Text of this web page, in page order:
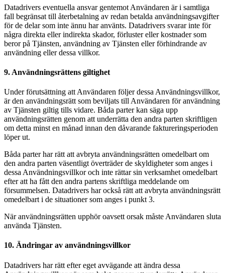
Datadrivers eventuella ansvar gentemot Användaren är i samtliga
fall begränsat till återbetalning av redan betalda användningsavgifter
för de delar som inte ännu har använts. Datadrivers svarar inte för
några direkta eller indirekta skador, förluster eller kostnader som
beror på Tjänsten, användning av Tjänsten eller förhindrande av
användning eller dessa villkor.
9. Användningsrättens giltighet
Under förutsättning att Användaren följer dessa Användningsvillkor,
är den användningsrätt som beviljats till Användaren för användning
av Tjänsten giltig tills vidare. Båda parter kan säga upp
användningsrätten genom att underrätta den andra parten skriftligen
om detta minst en månad innan den dåvarande faktureringsperioden
löper ut.
Båda parter har rätt att avbryta användningsrätten omedelbart om
den andra parten väsentligt överträder de skyldigheter som anges i
dessa Användningsvillkor och inte rättar sin verksamhet omedelbart
efter att ha fått den andra partens skriftliga meddelande om
försummelsen. Datadrivers har också rätt att avbryta användningsrätt
omedelbart i de situationer som anges i punkt 3.
När användningsrätten upphör oavsett orsak måste Användaren sluta
använda Tjänsten.
10. Ändringar av användningsvillkor
Datadrivers har rätt efter eget avvägande att ändra dessa